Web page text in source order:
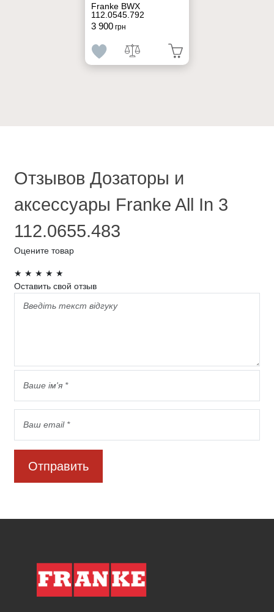
Franke BWX
112.0545.792
3 900 грн
Отзывов Дозаторы и
аксессуары Franke All In 3
112.0655.483
Оцените товар
★ ★ ★ ★ ★
Оставить свой отзыв
Отправить